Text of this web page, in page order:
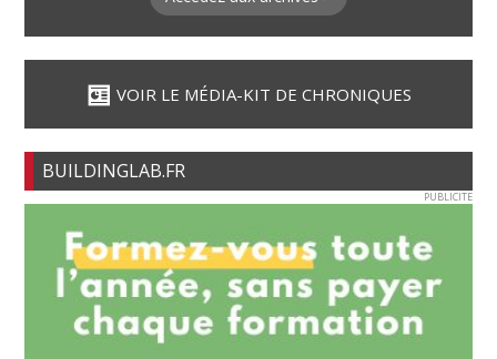
VOIR LE MÉDIA-KIT DE CHRONIQUES
BUILDINGLAB.FR
PUBLICITE